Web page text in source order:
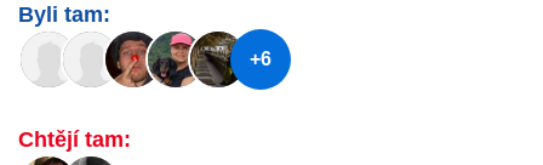
Byli tam:
+6
Chtějí tam: